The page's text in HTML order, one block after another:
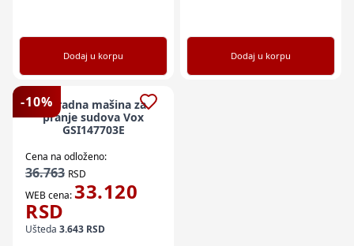
Dodaj u korpu Dodaj u korpu
-10%
Ugradna mašina za
pranje sudova Vox
GSI147703E
Cena na odloženo:
36.763 RSD
WEB cena:33.120
RSD
Ušteda 3.643 RSD